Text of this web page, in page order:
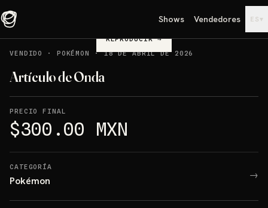
Shows Vendedores ES ▾
REPRODUCIR→
VENDIDO
· POKÉMON ·18 DE ABRIL DE 2026
Artículo de Onda
PRECIO FINAL
$300.00 MXN
CATEGORÍA
Pokémon →